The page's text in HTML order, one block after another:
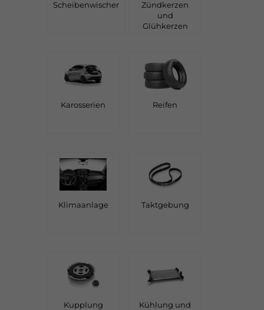
Scheibenwischer
Zündkerzen
und
Glühkerzen
Karosserien Reifen
Klimaanlage Taktgebung
Kupplung
Kühlung und